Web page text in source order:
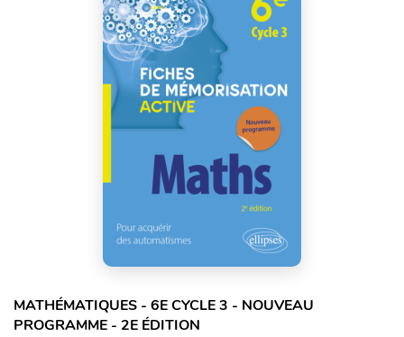
MATHÉMATIQUES - 6E CYCLE 3 - NOUVEAU
PROGRAMME - 2E ÉDITION